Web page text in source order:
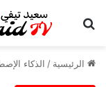
بحث عن
الرئيسية / الذكاء